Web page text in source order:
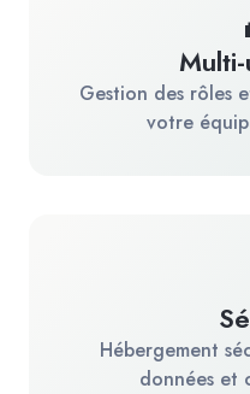
Gestion des rôles
votre
Hébergement
données et